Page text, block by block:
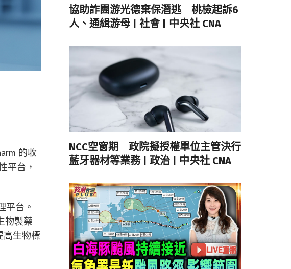
的收
平台，
平台。
物製藥
高生物標
協助詐團游光德棄保潛逃 桃檢起訴6
人、通緝游母 | 社會 | 中央社 CNA
NCC空窗期 政院擬授權單位主管決行
藍牙器材等業務 | 政治 | 中央社 CNA